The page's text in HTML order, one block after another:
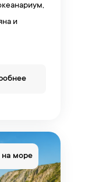
и
на море